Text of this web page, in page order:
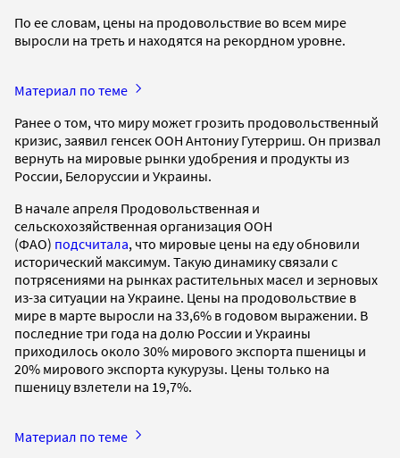
По ее словам, цены на продовольствие во всем мире
выросли на треть и находятся на рекордном уровне.
Материал по теме
Ранее о том, что миру может грозить продовольственный
кризис, заявил генсек ООН Антониу Гутерриш. Он призвал
вернуть на мировые рынки удобрения и продукты из
России, Белоруссии и Украины.
В начале апреля Продовольственная и
сельскохозяйственная организация ООН
(ФАО) подсчитала, что мировые цены на еду обновили
исторический максимум. Такую динамику связали с
потрясениями на рынках растительных масел и зерновых
из-за ситуации на Украине. Цены на продовольствие в
мире в марте выросли на 33,6% в годовом выражении. В
последние три года на долю России и Украины
приходилось около 30% мирового экспорта пшеницы и
20% мирового экспорта кукурузы. Цены только на
пшеницу взлетели на 19,7%.
Материал по теме